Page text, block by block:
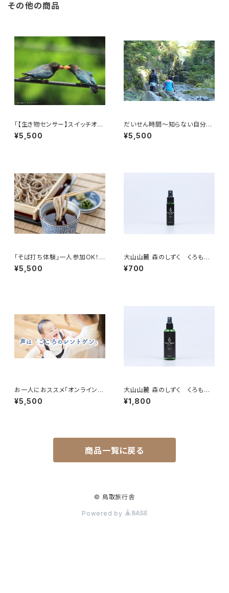
その他の商品
「【生き物センサー】スイッチオ
ン！」日本の里山・鳥取県西部南
部町
¥5,500
だいせん時間～知らない自分に
気づく旅～日本百名山
¥5,500
「そば打ち体験」一人参加OK！
～地採れそば粉で～
¥5,500
大山山麓 森のしずく くろもじ
ミスト（30mL）
¥700
お一人におススメ「オンライン音
声診断」～声はココロのレント
ゲン～
¥5,500
大山山麓 森のしずく くろもじ
ミスト（100mL）
¥1,800
商品一覧に戻る
© 鳥取旅行舎
Powered by